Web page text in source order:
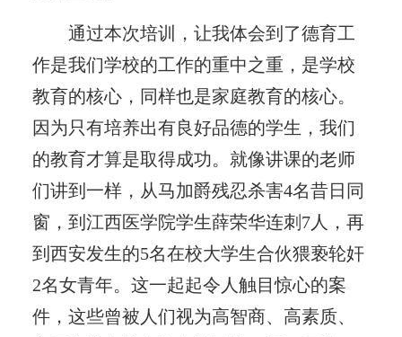
通过本次培训，让我体会到了德育工
作是我们学校的工作的重中之重，是学校
教育的核心，同样也是家庭教育的核心。
因为只有培养出有良好品德的学生，我们
的教育才算是取得成功。就像讲课的老师
们讲到一样，从马加爵残忍杀害4名昔日同
窗，到江西医学院学生薛荣华连刺7人，再
到西安发生的5名在校大学生合伙猥亵轮奸
2名女青年。这一起起令人触目惊心的案
件，这些曾被人们视为高智商、高素质、